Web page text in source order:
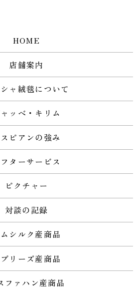
HOME
店舗案内
ャ絨毯について
ッベ・キリム
ピアンの強み
ターサービス
ピクチャー
対談の記録
シルク産商品
リーズ産商品
ファハン産商品